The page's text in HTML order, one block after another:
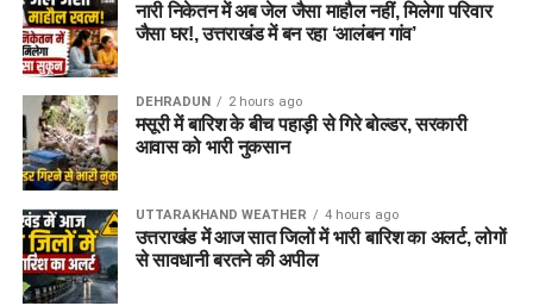
नारी निकेतन में अब जेल जैसा माहौल नहीं, मिलेगा परिवार
जैसा घर!, उत्तराखंड में बन रहा ‘आलंबन गांव’
DEHRADUN 2 hours ago
मसूरी में बारिश के बीच पहाड़ी से गिरे बोल्डर, सरकारी
आवास को भारी नुकसान
UTTARAKHAND WEATHER 4 hours ago
उत्तराखंड में आज सात जिलों में भारी बारिश का अलर्ट, लोगों
से सावधानी बरतने की अपील